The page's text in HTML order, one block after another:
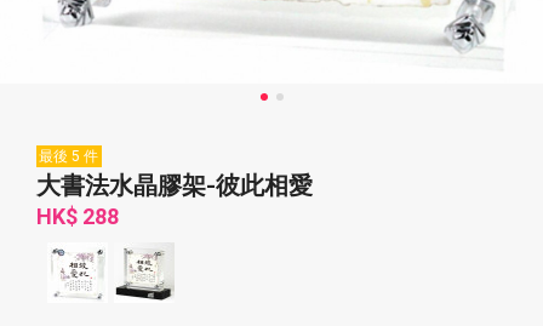
最後 5 件
大書法水晶膠架-彼此相愛
HK$ 288